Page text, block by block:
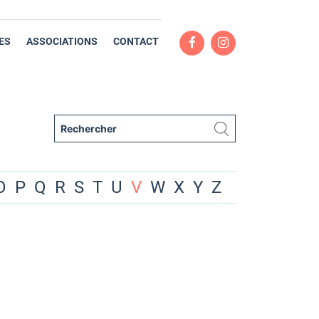
ASSOCIATIONS CONTACT
P Q R S T U V W X Y Z